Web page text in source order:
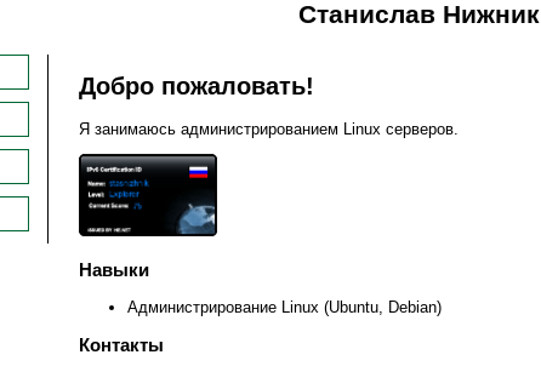
Станислав Нижник
Добро пожаловать!
Я занимаюсь администрированием Linux серверов.
Навыки
Администрирование Linux (Ubuntu, Debian)
Контакты